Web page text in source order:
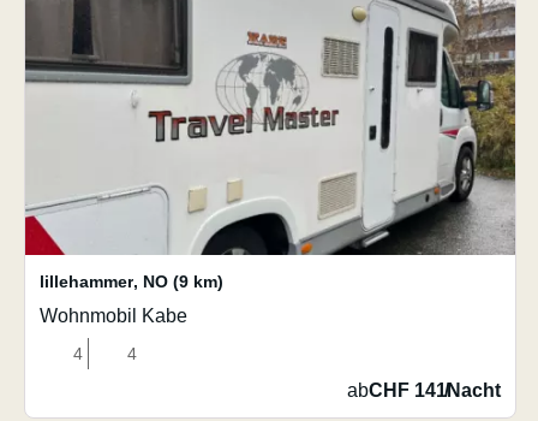
lillehammer, NO (9 km)
Wohnmobil Kabe
4 4
abCHF 141/Nacht